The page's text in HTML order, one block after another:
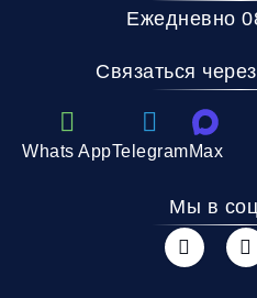
Ежедневно
Связаться
Whats AppTelegramMax
Мы в